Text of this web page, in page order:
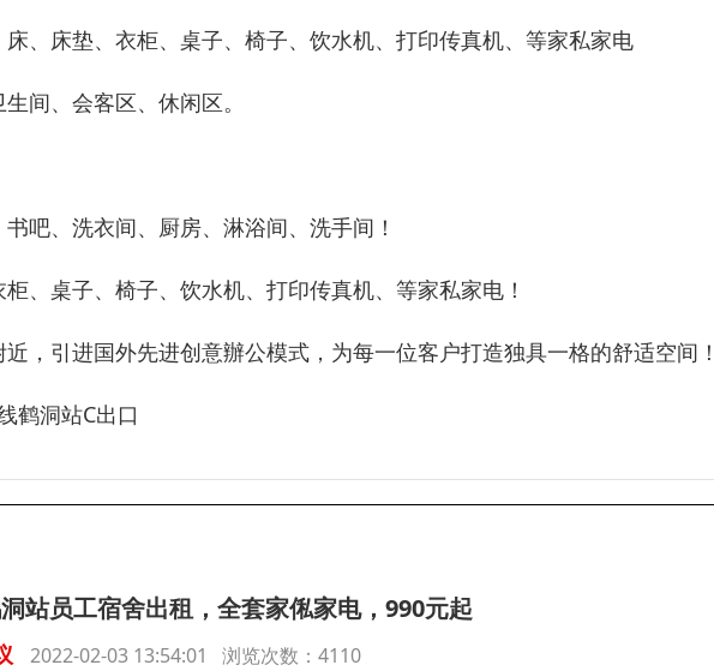
、床垫、衣柜、桌子、椅子、饮水机、打印传真机、等家私家电
间、会客区、休闲区。
吧、洗衣间、厨房、淋浴间、洗手间！
、桌子、椅子、饮水机、打印传真机、等家私家电！
，引进国外先进创意辦公模式，为每一位客户打造独具一格的舒适空间
鹤洞站C出口
站员工宿舍出租，全套家俬家电，990元起
2022-02-03 13:54:01 浏览次数：4110